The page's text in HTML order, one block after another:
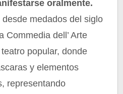
oralmente.
medados del siglo
Commedia dell’ Arte
popular, donde
y elementos
representando